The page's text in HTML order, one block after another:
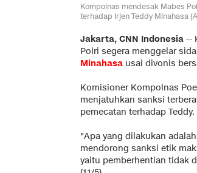
Kompolnas mendesak Mabes
terhadap Irjen Teddy Minahasa
Jakarta, CNN Indonesia --
Polri segera menggelar
Minahasa usai divonis
Komisioner Kompolnas
menjatuhkan sanksi
pemecatan terhadap Teddy.
"Apa yang dilakukan
mendorong sanksi etik
yaitu pemberhentian tidak